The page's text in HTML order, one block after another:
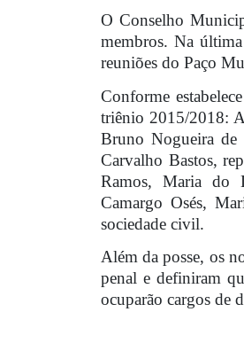
O Conselho
membros. Na
reuniões do Paço
Conforme
triênio 2015/2018:
Bruno Nogueira de
Carvalho Bastos,
Ramos, Maria do
Camargo Osés,
sociedade civil.
Além da posse, os
penal e definiram
ocuparão cargos de